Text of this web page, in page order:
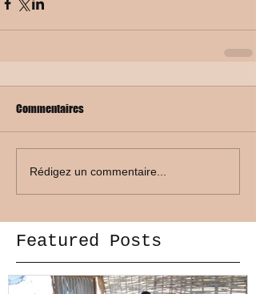
Commentaires
Rédigez un commentaire...
Featured Posts